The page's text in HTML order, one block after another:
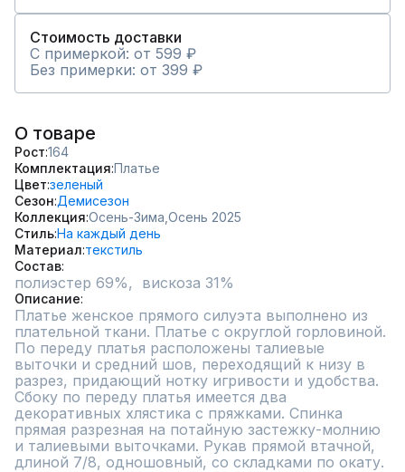
Стоимость доставки
С примеркой: от 599 ₽
Без примерки: от 399 ₽
О товаре
Рост 164
Комплектация Платье
Цвет зеленый
Сезон Демисезон
Коллекция Осень-Зима, Осень 2025
СтильНа каждый день
Материал текстиль
Состав
полиэстер 69%,  вискоза 31%
Описание
Платье женское прямого силуэта выполнено из
плательной ткани. Платье с округлой горловиной.
По переду платья расположены талиевые
выточки и средний шов, переходящий к низу в
разрез, придающий нотку игривости и удобства.
Сбоку по переду платья имеется два
декоративных хлястика с пряжками. Спинка
прямая разрезная на потайную застежку-молнию
и талиевыми выточками. Рукав прямой втачной,
длиной 7/8, одношовный, со складками по окату.